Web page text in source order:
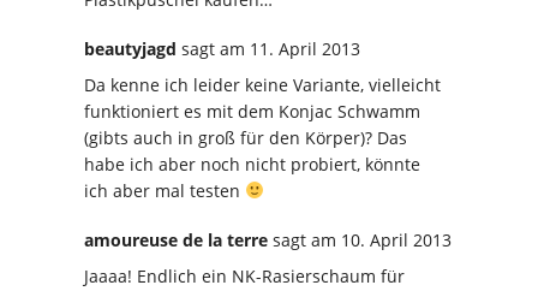
beautyjagd sagt am 11. April 2013
Da kenne ich leider keine Variante, vielleicht
funktioniert es mit dem Konjac Schwamm
(gibts auch in groß für den Körper)? Das
habe ich aber noch nicht probiert, könnte
ich aber mal testen
amoureuse de la terre sagt am 10. April 2013
Jaaaa! Endlich ein NK-Rasierschaum für